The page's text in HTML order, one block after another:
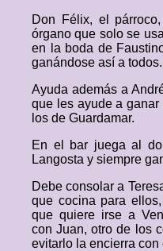
Don Félix, el
órgano que solo se
en la boda de
ganándose así a todos.
Ayuda además a
que les ayude a
los de Guardamar.
En el bar juega al
Langosta y siempre
Debe consolar a
que cocina para
que quiere irse a
con Juan, otro de los
evitarlo la encierra con